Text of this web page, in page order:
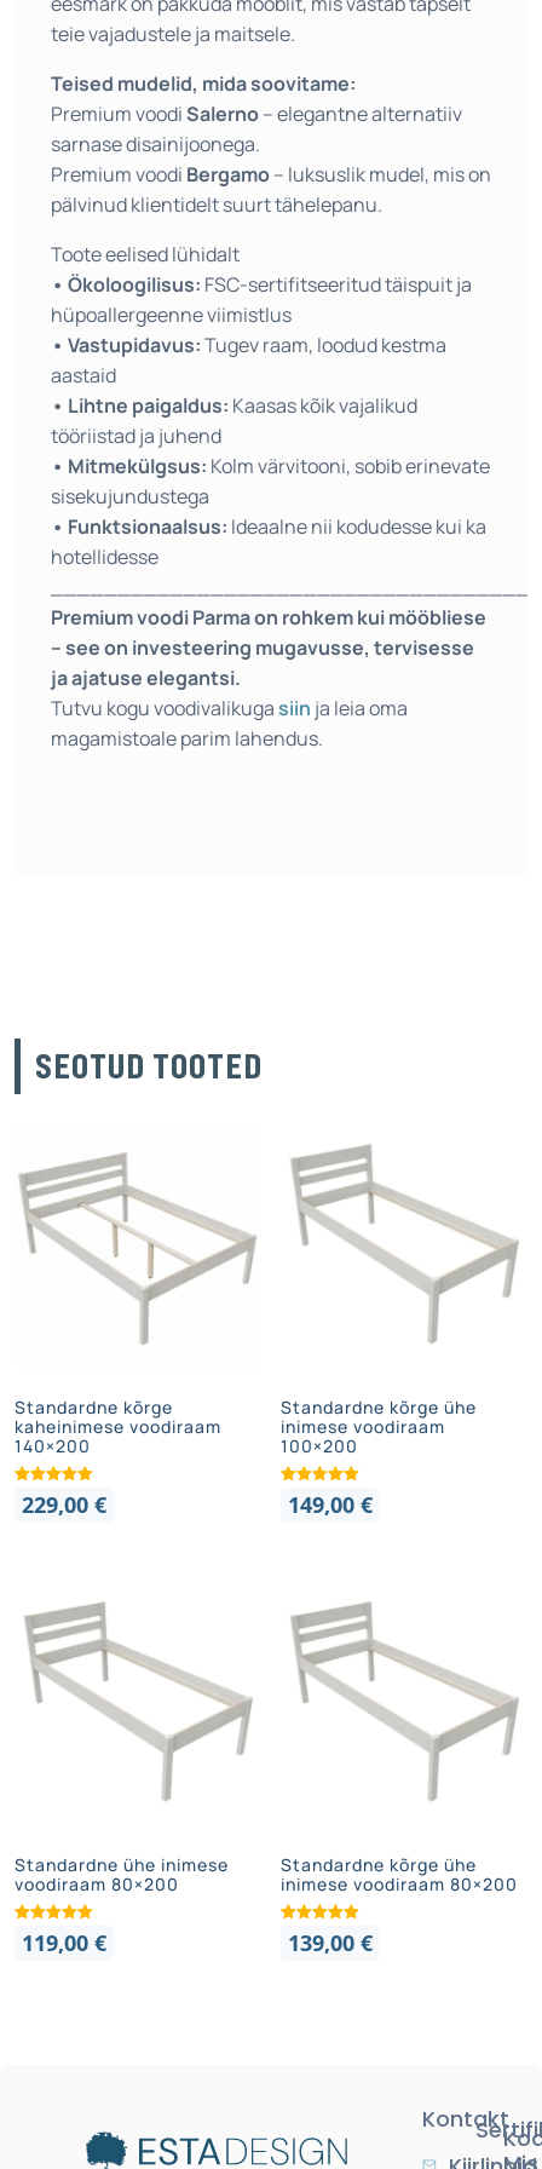
teie vajadustele ja maitsele.
Teised mudelid, mida soovitame:
Premium voodiSalerno– elegantne alternatiiv
sarnase disainijoonega.
Premium voodi Bergamo– luksuslik mudel, mis on
pälvinud klientidelt suurt tähelepanu.
Toote eelised lühidalt
• Ökoloogilisus: FSC-sertifitseeritud täispuit ja
hüpoallergeenne viimistlus
• Vastupidavus:Tugev raam, loodud kestma
aastaid
• Lihtne paigaldus: Kaasas kõik vajalikud
tööriistad ja juhend
• Mitmekülgsus: Kolm värvitooni, sobib erinevate
sisekujundustega
• Funktsionaalsus: Ideaalne nii kodudesse kui ka
hotellidesse
Premium voodi Parma on rohkem kui mööbliese
– see on investeering mugavusse, tervisesse
ja ajatuse elegantsi.
Tutvu kogu voodivalikugasiin ja leia oma
magamistoale parim lahendus.
SEOTUD TOOTED
Standardne kõrge
kaheinimese voodiraam
140×200
229,00 €
Standardne kõrge ühe
inimese voodiraam
100×200
149,00€
Standardne ühe inimese
voodiraam 80×200
119,00 €
Standardne kõrge ühe
inimese voodiraam 80×200
139,00€
Kontakt